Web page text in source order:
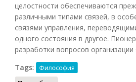
целостности обеспечиваются
различными типами связей, в
связями управления,
одного состояния в другое.
разработки вопросов организации
Tags:
Философия